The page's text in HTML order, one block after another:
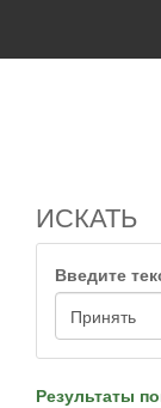
ИСКАТЬ
Введите
Результаты